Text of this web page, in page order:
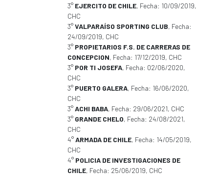
3° EJERCITO DE CHILE, Fecha: 10/09/2019,
CHC
3°VALPARAÍSO SPORTING CLUB, Fecha:
24/09/2019, CHC
3° PROPIETARIOS F.S. DE CARRERAS DE
CONCEPCION, Fecha: 17/12/2019, CHC
3° POR TI JOSEFA, Fecha: 02/06/2020,
CHC
3° PUERTO GALERA, Fecha: 16/06/2020,
CHC
3°ACHI BABA, Fecha: 29/06/2021, CHC
3° GRANDE CHELO, Fecha: 24/08/2021,
CHC
4°ARMADA DE CHILE, Fecha: 14/05/2019,
CHC
4° POLICIA DE INVESTIGACIONES DE
CHILE, Fecha: 25/06/2019, CHC